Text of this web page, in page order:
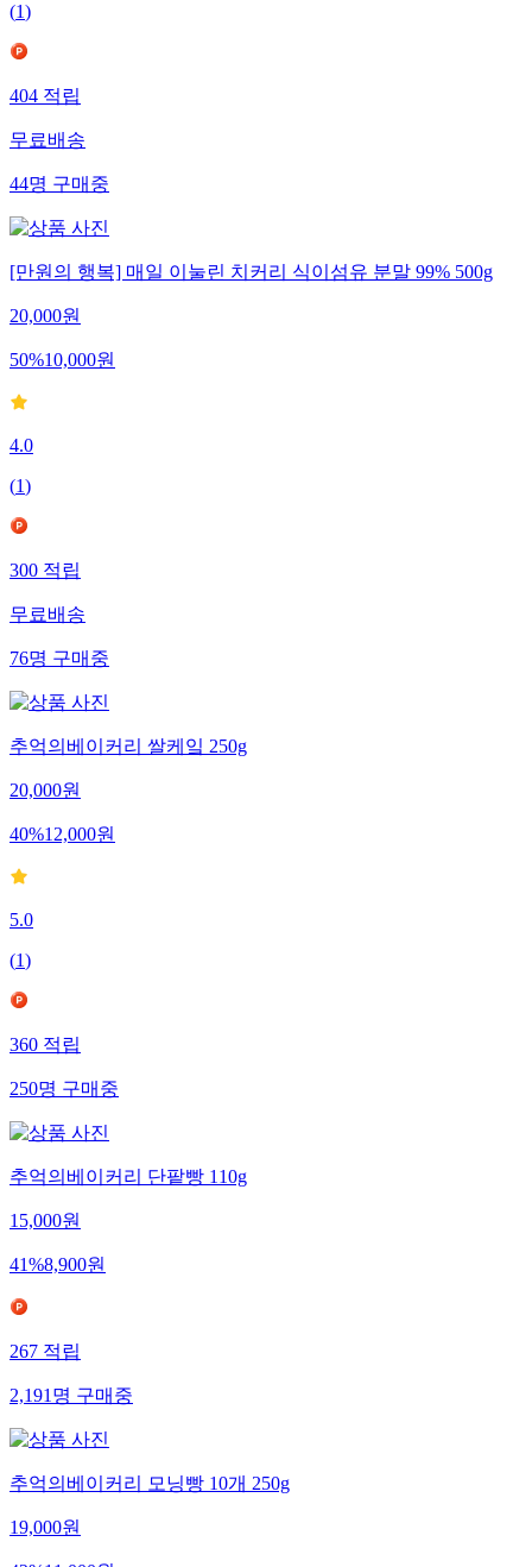
(1)
404적립
무료배송
44명구매중
[만원의 행복] 매일 이눌린 치커리 식이섬유 분말 99% 500g
20,000원
50%10,000원
4.0
(1)
300적립
무료배송
76명구매중
추억의베이커리 쌀케잌 250g
20,000원
40%12,000원
5.0
(1)
360적립
250명구매중
추억의베이커리 단팥빵 110g
15,000원
41%8,900원
267적립
2,191명구매중
추억의베이커리 모닝빵 10개 250g
19,000원